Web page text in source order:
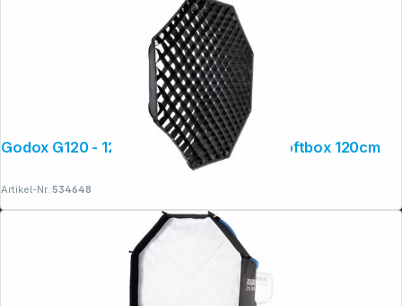
Godox G120 - 120 cm Grid für Parabol-Softbox 120cm
Artikel-Nr.:534648